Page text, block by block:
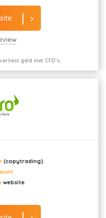
geld met CFD’s.
(copytrading)
website